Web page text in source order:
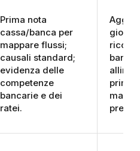
Prima nota
cassa/banca per
mappare flussi;
causali standard;
evidenza delle
competenze
bancarie e dei
ratei.
prima